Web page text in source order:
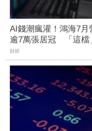
AI錢潮瘋灌！鴻海7
逾7萬張居冠 「這檔
夕吸買氣
財經